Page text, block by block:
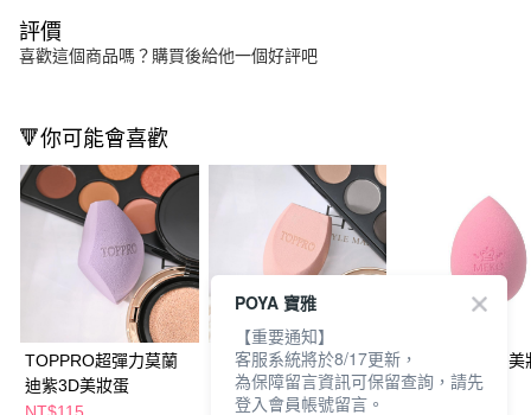
評價
喜歡這個商品嗎？購買後給他一個好評吧
🔻你可能會喜歡
TOPPRO超彈力莫蘭
迪紫3D美妝蛋
超彈力玫瑰奶茶3D美
妝蛋(TLHF007)
MEKO 3D彈力美
POYA 寶雅
【重要通知】
客服系統將於8/17更新，
為保障留言資訊可保留查詢，請先
登入會員帳號留言。